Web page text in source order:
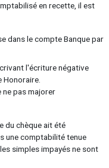
en recette, il est
dans le compte Banque par
l'écriture négative
Honoraire.
pas majorer
du chèque ait été
une comptabilité tenue
simples impayés ne sont